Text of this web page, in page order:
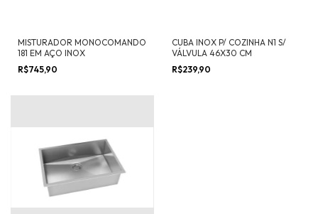
MISTURADOR MONOCOMANDO
181 EM AÇO INOX
R$745,90
CUBA INOX P/ COZINHA N1 S/
VÁLVULA 46X30 CM
R$239,90